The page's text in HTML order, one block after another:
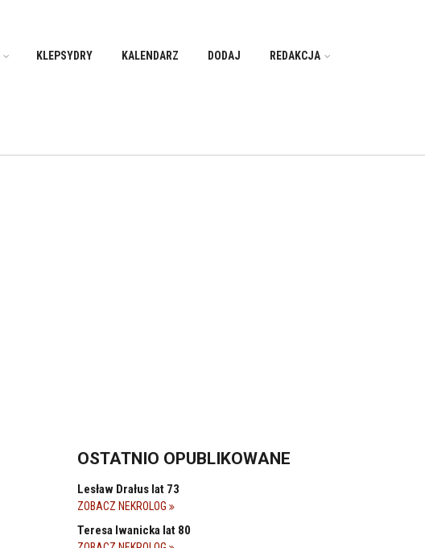
KLEPSYDRY KALENDARZ DODAJ REDAKCJA
OSTATNIO OPUBLIKOWANE
Lesław Drałus lat 73
ZOBACZ NEKROLOG
Teresa Iwanicka lat 80